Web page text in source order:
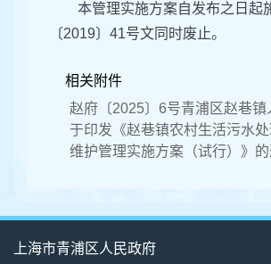
本管理实施方案自发布之日起
〔2019〕41号文同时废止。
相关附件
赵府〔2025〕6号青浦区赵巷镇
于印发《赵巷镇农村生活污水
维护管理实施方案（试行）》
上海市青浦区人民政府